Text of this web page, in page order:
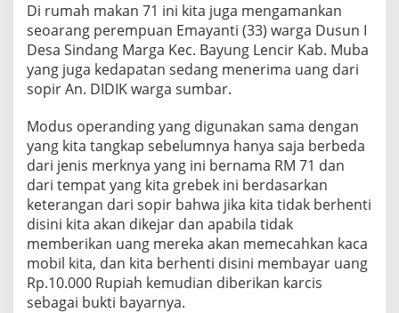
Di rumah makan 71 ini kita juga mengamankan
seoarang perempuan Emayanti (33) warga Dusun I
Desa Sindang Marga Kec. Bayung Lencir Kab. Muba
yang juga kedapatan sedang menerima uang dari
sopir An. DIDIK warga sumbar.
Modus operanding yang digunakan sama dengan
yang kita tangkap sebelumnya hanya saja berbeda
dari jenis merknya yang ini bernama RM 71 dan
dari tempat yang kita grebek ini berdasarkan
keterangan dari sopir bahwa jika kita tidak berhenti
disini kita akan dikejar dan apabila tidak
memberikan uang mereka akan memecahkan kaca
mobil kita, dan kita berhenti disini membayar uang
Rp.10.000 Rupiah kemudian diberikan karcis
sebagai bukti bayarnya.